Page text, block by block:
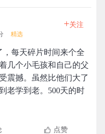
精选
+关注
，每天碎片时间来个全
几个小毛孩和自己的父
震撼。虽然比他们大了
老学到老。500天的时
点赞